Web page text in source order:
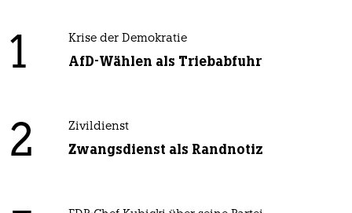
1 Krise der Demokratie
AfD-Wählen als Triebabfuhr
2 Zivildienst
Zwangsdienst als Randnotiz